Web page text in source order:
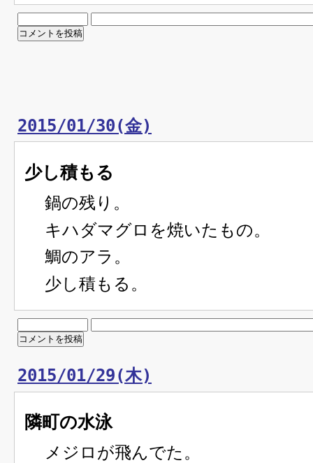
2015/01/30(金)
少し積もる
鍋の残り。
キハダマグロを焼いたもの。
鯛のアラ。
少し積もる。
2015/01/29(木)
隣町の水泳
メジロが飛んでた。